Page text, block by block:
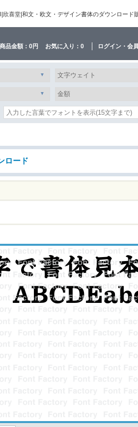
喜堂|和文・欧文・デザイン書体のダウンロード
商品金額： 0円 お気に入り： 0 ログイン・会
ロード